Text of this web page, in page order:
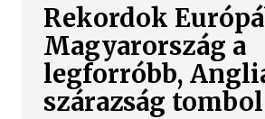
Rekordok
Magyarország a
legforróbb,
szárazság tombol